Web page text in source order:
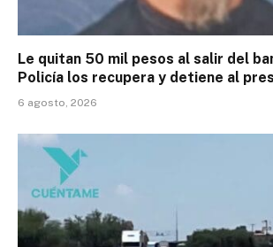
Le quitan 50 mil pesos al salir del
Policía los recupera y detiene al
6 agosto, 2026